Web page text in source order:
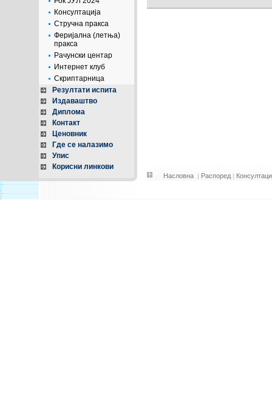
Консултација
Стручна пракса
Феријална (летња)
пракса
Рачунски центар
Интернет клуб
Скриптарница
Резултати испита
Издаваштво
Диплома
Контакт
Ценовник
Где се налазимо
Упис
Корисни линкови
Насловна | Распоред |